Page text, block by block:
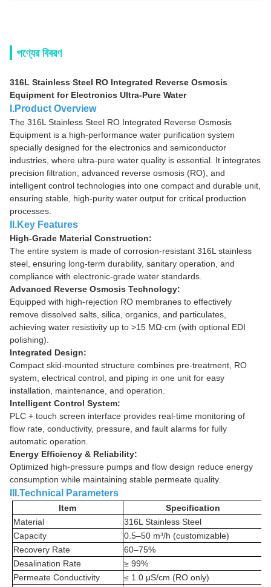
পণ্যের বিবরণ
316L Stainless Steel RO Integrated Reverse Osmosis
Equipment for Electronics Ultra-Pure Water
I.Product Overview
The 316L Stainless Steel RO Integrated Reverse Osmosis
Equipment is a high-performance water purification system
specially designed for the electronics and semiconductor
industries, where ultra-pure water quality is essential. It integrates
precision filtration, advanced reverse osmosis (RO), and
intelligent control technologies into one compact and durable unit,
ensuring stable, high-purity water output for critical production
processes.
II.Key Features
High-Grade Material Construction:
The entire system is made of corrosion-resistant 316L stainless
steel, ensuring long-term durability, sanitary operation, and
compliance with electronic-grade water standards.
Advanced Reverse Osmosis Technology:
Equipped with high-rejection RO membranes to effectively
remove dissolved salts, silica, organics, and particulates,
achieving water resistivity up to >15 MΩ·cm (with optional EDI
polishing).
Integrated Design:
Compact skid-mounted structure combines pre-treatment, RO
system, electrical control, and piping in one unit for easy
installation, maintenance, and operation.
Intelligent Control System:
PLC + touch screen interface provides real-time monitoring of
flow rate, conductivity, pressure, and fault alarms for fully
automatic operation.
Energy Efficiency & Reliability:
Optimized high-pressure pumps and flow design reduce energy
consumption while maintaining stable permeate quality.
III.Technical Parameters
Item
Specification
Material
316L Stainless Steel
Capacity
0.5–50 m³/h (customizable)
Recovery Rate
60–75%
Desalination Rate
≥ 99%
Permeate Conductivity
≤ 1.0 μS/cm (RO only)